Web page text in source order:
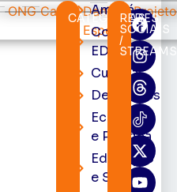
CATEGORIAS
Amapá
Cortes
EDcast
Cultura
Destaques
Economia
e Política
Educação
e Saúde
REDES
SOCIAIS
/
STREAMS